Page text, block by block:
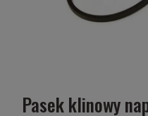
Pasek klinowy